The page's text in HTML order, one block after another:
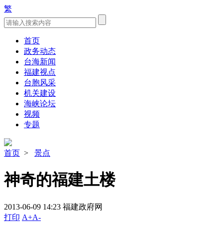
繁
首页
政务动态
台海新闻
福建视点
台胞风采
机关建设
海峡论坛
视频
专题
首页 > 景点
神奇的福建土楼
2013-06-09 14:23 福建政府网
打印 A+A-